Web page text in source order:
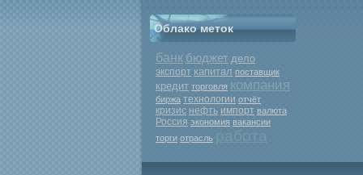
Облако меток
банк бюджет дело
экспорт капитал поставщик
кредит торговля компания
биржа технологии отчёт
кризис нефть импорт валюта
Россия экономия вакансии
торги отрасль